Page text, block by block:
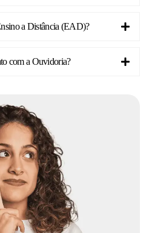
a Distância (EAD)?
com a Ouvidoria?